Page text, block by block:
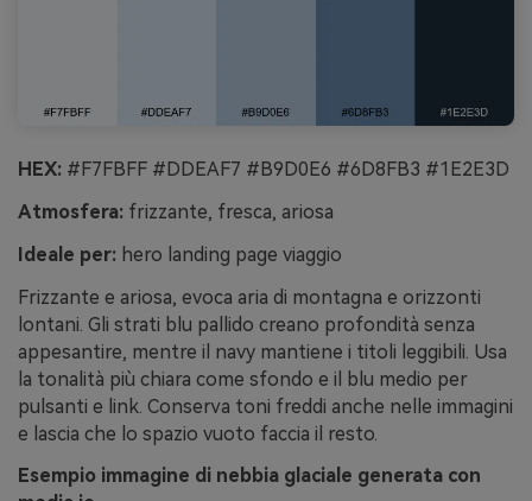
HEX: #F7FBFF #DDEAF7 #B9D0E6 #6D8FB3 #1E2E3D
Atmosfera: frizzante, fresca, ariosa
Ideale per: hero landing page viaggio
Frizzante e ariosa, evoca aria di montagna e orizzonti
lontani. Gli strati blu pallido creano profondità senza
appesantire, mentre il navy mantiene i titoli leggibili. Usa
la tonalità più chiara come sfondo e il blu medio per
pulsanti e link. Conserva toni freddi anche nelle immagini
e lascia che lo spazio vuoto faccia il resto.
Esempio immagine di nebbia glaciale generata con